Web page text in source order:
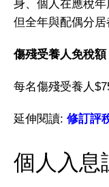
身、個人在應稅
但全年與配偶分居
傷殘受養人免稅額
每名傷殘受養人
延伸閱讀: 修訂評
個人入息